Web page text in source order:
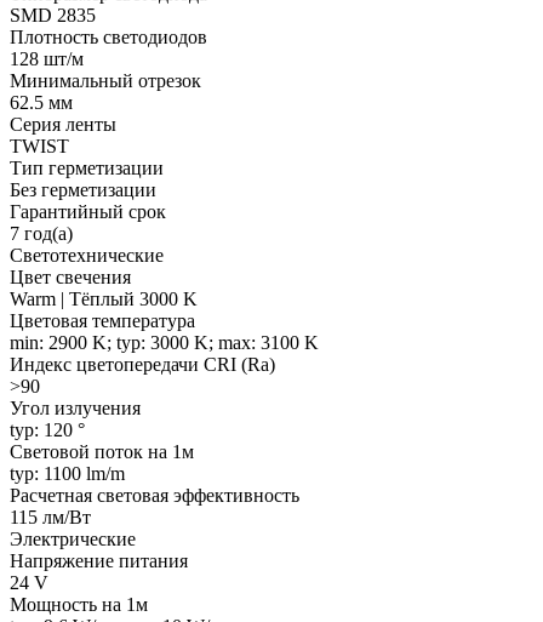
SMD 2835
Плотность светодиодов
128 шт/м
Минимальный отрезок
62.5 мм
Серия ленты
TWIST
Тип герметизации
Без герметизации
Гарантийный срок
7 год(а)
Светотехнические
Цвет свечения
Warm | Тёплый 3000 K
Цветовая температура
min: 2900 K; typ: 3000 K; max: 3100 K
Индекс цветопередачи CRI (Ra)
>90
Угол излучения
typ: 120 °
Световой поток на 1м
typ: 1100 lm/m
Расчетная световая эффективность
115 лм/Вт
Электрические
Напряжение питания
24 V
Мощность на 1м